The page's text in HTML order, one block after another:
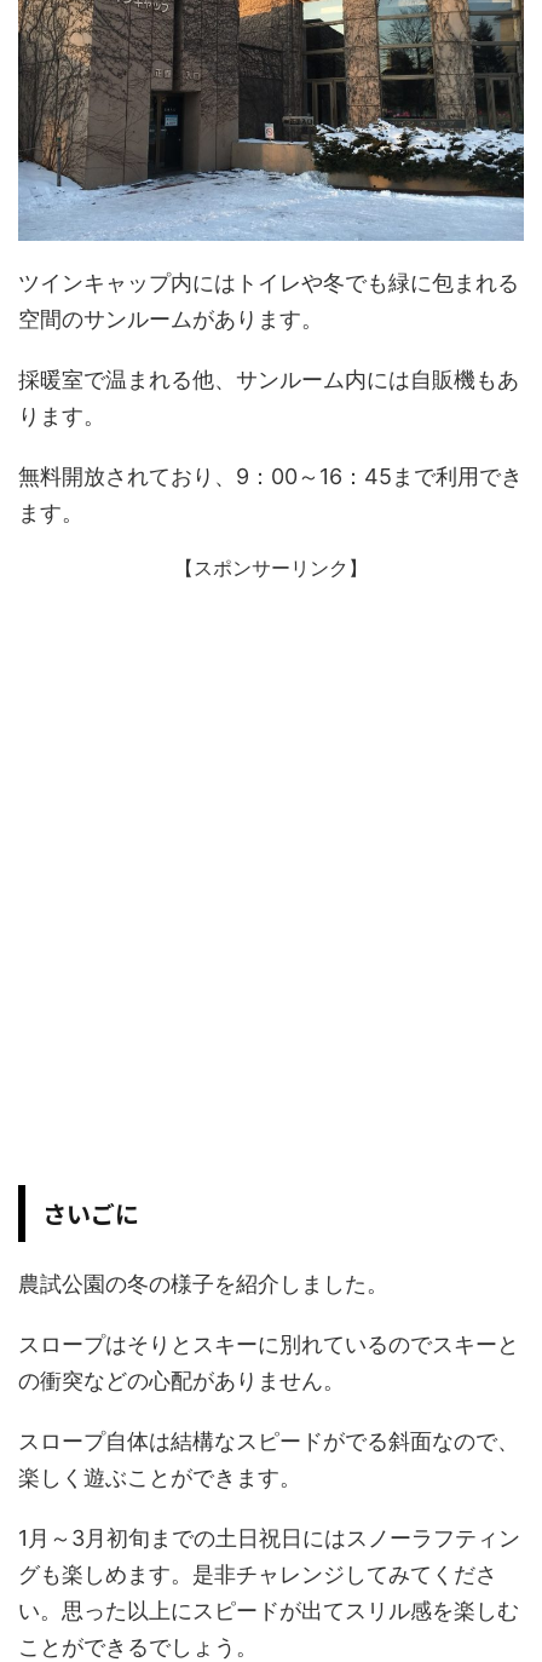
ツインキャップ内にはトイレや冬でも緑に包まれる
空間のサンルームがあります。
採暖室で温まれる他、サンルーム内には自販機もあ
ります。
無料開放されており、9：00～16：45まで利用でき
ます。
【スポンサーリンク】
さいごに
農試公園の冬の様子を紹介しました。
スロープはそりとスキーに別れているのでスキーと
の衝突などの心配がありません。
スロープ自体は結構なスピードがでる斜面なので、
楽しく遊ぶことができます。
1月～3月初旬までの土日祝日にはスノーラフティン
グも楽しめます。是非チャレンジしてみてくださ
い。思った以上にスピードが出てスリル感を楽しむ
ことができるでしょう。